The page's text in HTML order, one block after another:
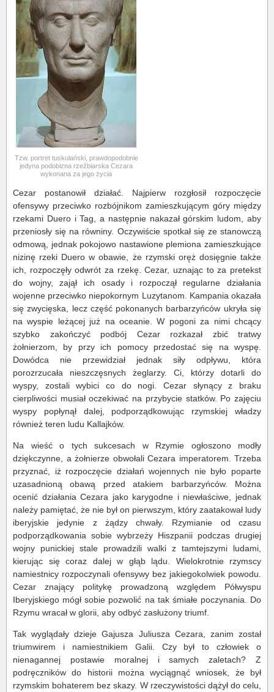
Tzw. portret tuskulański, prawdopodobnie
jedyna podobizna rzeźbiarska Cezara
wykonana za jego życia
Cezar postanowił działać. Najpierw rozgłosił rozpoczęcie
ofensywy przeciwko rozbójnikom zamieszkującym góry między
rzekami Duero i Tag, a następnie nakazał górskim ludom, aby
przeniosły się na równiny. Oczywiście spotkał się ze stanowczą
odmową, jednak pokojowo nastawione plemiona zamieszkujące
nizinę rzeki Duero w obawie, że rzymski oręż dosięgnie także
ich, rozpoczęły odwrót za rzekę. Cezar, uznając to za pretekst
do wojny, zajął ich osady i rozpoczął regularne działania
wojenne przeciwko niepokornym Luzytanom. Kampania okazała
się zwycięska, lecz część pokonanych barbarzyńców ukryła się
na wyspie leżącej już na oceanie. W pogoni za nimi chcący
szybko zakończyć podbój Cezar rozkazał zbić tratwy
żołnierzom, by przy ich pomocy przedostać się na wyspę.
Dowódca nie przewidział jednak siły odpływu, która
porozrzucała nieszczęsnych żeglarzy. Ci, którzy dotarli do
wyspy, zostali wybici co do nogi. Cezar słynący z braku
cierpliwości musiał oczekiwać na przybycie statków. Po zajęciu
wyspy popłynął dalej, podporządkowując rzymskiej władzy
również teren ludu Kallajków.
Na wieść o tych sukcesach w Rzymie ogłoszono modły
dziękczynne, a żołnierze obwołali Cezara imperatorem. Trzeba
przyznać, iż rozpoczęcie działań wojennych nie było poparte
uzasadnioną obawą przed atakiem barbarzyńców. Można
ocenić działania Cezara jako karygodne i niewłaściwe, jednak
należy pamiętać, że nie był on pierwszym, który zaatakował ludy
iberyjskie jedynie z żądzy chwały. Rzymianie od czasu
podporządkowania sobie wybrzeży Hiszpanii podczas drugiej
wojny punickiej stale prowadzili walki z tamtejszymi ludami,
kierując się coraz dalej w głąb lądu. Wielokrotnie rzymscy
namiestnicy rozpoczynali ofensywy bez jakiegokolwiek powodu.
Cezar znający politykę prowadzoną względem Półwyspu
Iberyjskiego mógł sobie pozwolić na tak śmiałe poczynania. Do
Rzymu wracał w glorii, aby odbyć zasłużony triumf.
Tak wyglądały dzieje Gajusza Juliusza Cezara, zanim został
triumwirem i namiestnikiem Galii. Czy był to człowiek o
nienagannej postawie moralnej i samych zaletach? Z
podręczników do historii można wyciągnąć wniosek, że był
rzymskim bohaterem bez skazy. W rzeczywistości dążył do celu,